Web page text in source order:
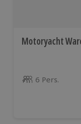
Motoryacht
Anzahl der
6 Pers.